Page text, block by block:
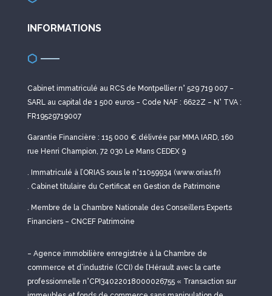
INFORMATIONS
Cabinet immatriculé au RCS de Montpellier n° 529 719 007 –
SARL au capital de 1 500 euros – Code NAF : 6622Z – N° TVA :
FR19529719007
Garantie Financière : 115 000 € délivrée par MMA IARD, 160
rue Henri Champion, 72 030 Le Mans CEDEX 9
. Immatriculé à l’ORIAS sous le n°11059934 (www.orias.fr)
. Cabinet titulaire du Certificat en Gestion de Patrimoine
. Membre de la Chambre Nationale des Conseillers Experts
Financiers – CNCEF Patrimoine
– Agence immobilière enregistrée à la Chambre de
commerce et d’industrie (CCI) de l’Hérault avec la carte
professionnelle n°CPI34022018000026755 « Transaction sur